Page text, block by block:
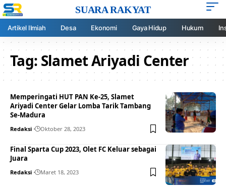
SUARA RAKYAT
Artikel Ilmiah Desa Ekonomi Gaya Hidup Hukum
Tag:Slamet Ariyadi Center
Memperingati HUT PAN Ke-25, Slamet
Ariyadi Center Gelar Lomba Tarik Tambang
Se-Madura
Redaksi Oktober 28, 2023
Final Sparta Cup 2023, Olet FC Keluar sebagai
Juara
Redaksi Maret 18, 2023